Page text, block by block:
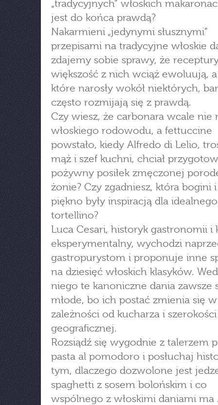
„tradycyjnych” włoskich
jest do końca prawdą?
Nakarmieni „jedynymi słusznymi”
przepisami na tradycyjne włoskie
zdajemy sobie sprawy, że
większość z nich wciąż ewoluują,
które narosły wokół niektórych,
często rozmijają się z prawdą.
Czy wiesz, że carbonara wcale nie
włoskiego rodowodu, a fettuccine
powstało, kiedy Alfredo di Lelio,
mąż i szef kuchni, chciał
pożywny posiłek zmęczonej
żonie? Czy zgadniesz, która bogini
piękno były inspiracją dla idealnego
tortellino?
Luca Cesari, historyk gastronomii i
eksperymentalny, wychodzi
gastropurystom i proponuje inne
na dziesięć włoskich klasyków.
niego te kanoniczne dania zawsze
młode, bo ich postać zmienia się w
zależności od kucharza i szerokości
geograficznej.
Rozsiądź się wygodnie z talerzem
pasta al pomodoro i posłuchaj
tym, dlaczego dozwolone jest
spaghetti z sosem bolońskim i co
wspólnego z włoskimi daniami ma